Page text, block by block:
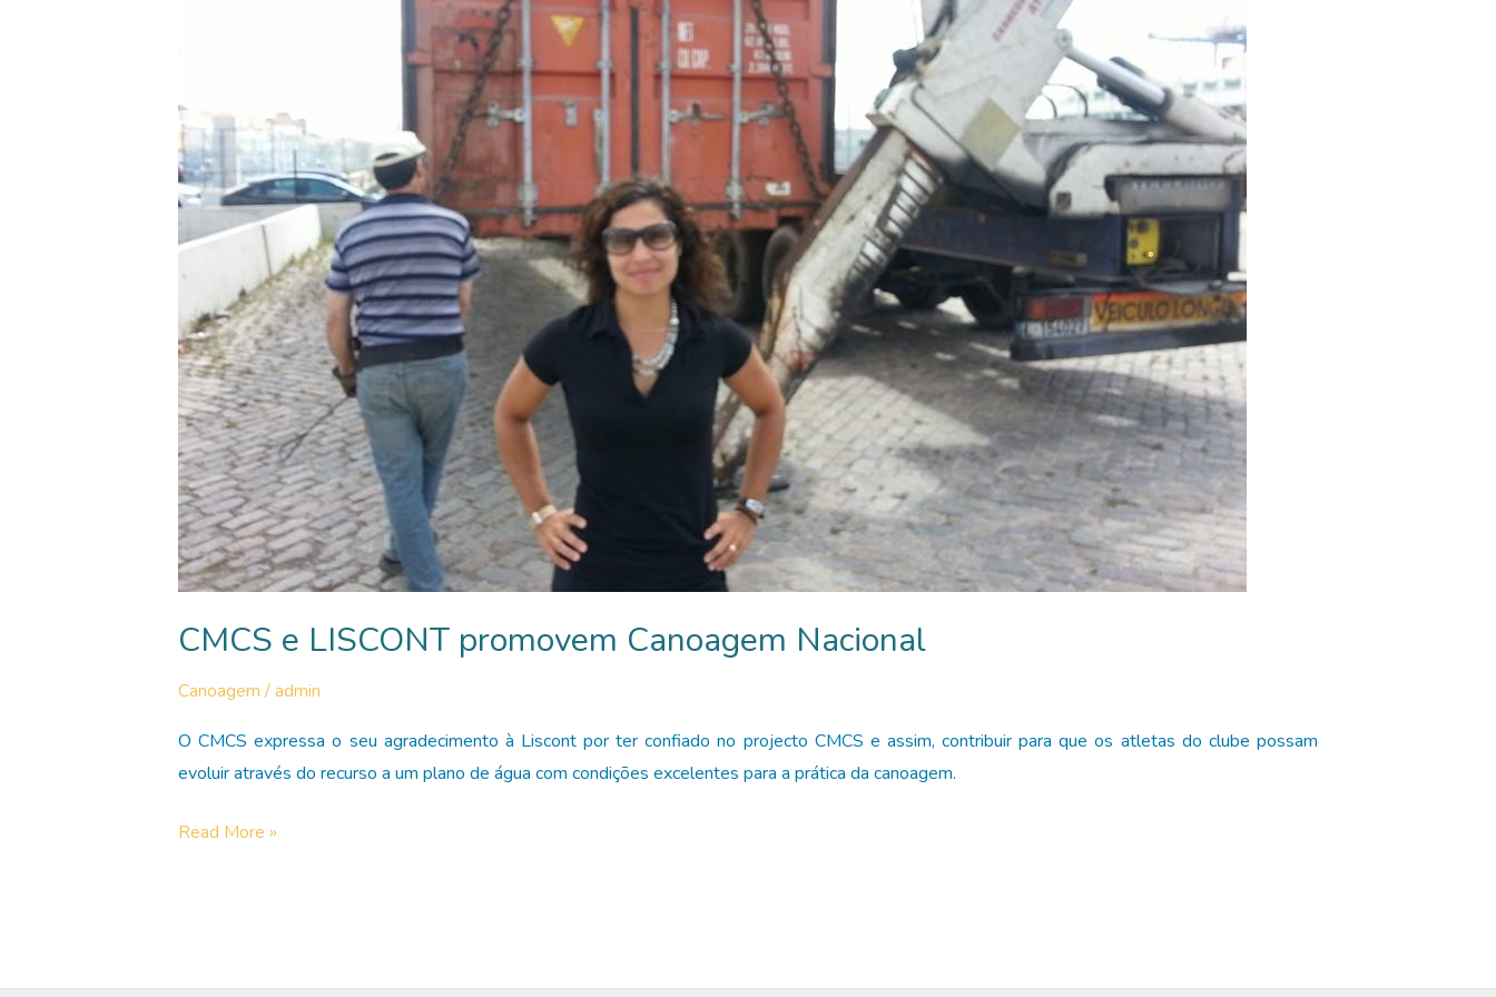
CMCS e LISCONT promovem Canoagem Nacional
Canoagem /admin
O CMCS expressa o seu agradecimento à Liscont por ter confiado no projecto CMCS e assim, contribuir para que os atletas do clube possam
evoluir através do recurso a um plano de água com condições excelentes para a prática da canoagem.
CMCS
Read More »